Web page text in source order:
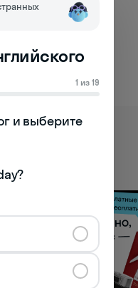
1 из 19
и выберите